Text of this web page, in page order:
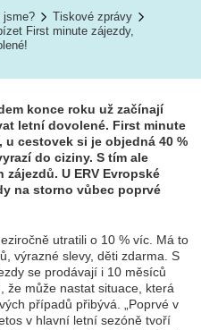
jsme?
Tiskové zprávy
First minute zájezdy,
konce roku už začínají
letní dovolené. First minute
cestovek si je objedná 40 %
do ciziny. S tím ale
U ERV Evropské
na storno vůbec poprvé
utratili o 10 % víc. Má to
výrazné slevy, děti zdarma. S
se prodávají i 10 měsíců
že může nastat situace, která
případů přibývá. „ Poprvé v
v hlavní letní sezóně tvoří